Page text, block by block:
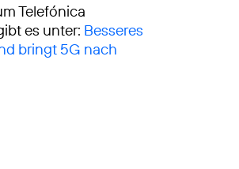
Telefónica
es unter: Besseres
bringt 5G nach